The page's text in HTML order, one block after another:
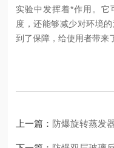
实验中发挥着*作用。
度，还能够减少对环境
到了保障，给使用者带来
上一篇： 防爆旋转蒸发